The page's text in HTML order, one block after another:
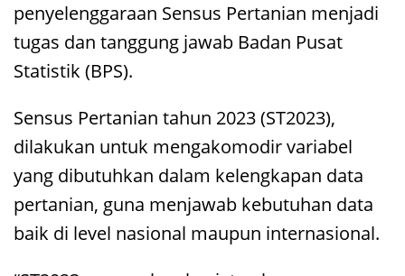
penyelenggaraan Sensus Pertanian menjadi
tugas dan tanggung jawab Badan Pusat
Statistik (BPS).
Sensus Pertanian tahun 2023 (ST2023),
dilakukan untuk mengakomodir variabel
yang dibutuhkan dalam kelengkapan data
pertanian, guna menjawab kebutuhan data
baik di level nasional maupun internasional.